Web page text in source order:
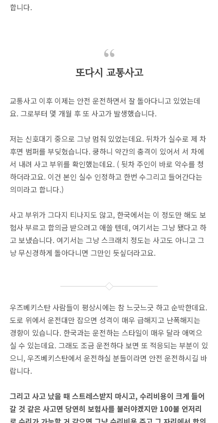
합니다.
또다시 교통사고
교통사고 이후 이제는 안전 운전하면서 잘 돌아다니고 있었는데
요. 그로부터 몇 개월 후 또 사고가 발생했습니다.
저는 신호대기 중으로 그냥 멈춰 있었는데요. 뒤차가 실수로 제 차
후면 범퍼를 부딪혔습니다. 쿵하니 약간의 충격이 있어서 서 차에
서 내려 사고 부위를 확인했는데요. ( 뒷차 주인이 바로 악수를 청
하더라고요. 이건 본인 실수 인정하고 한번 수그리고 들어간다는
의미라고 합니다.)
사고 부위가 그다지 티나지도 않고, 한국에서는 이 정도만 해도 보
험사 부르고 합의금 받으려고 애쓸 텐데, 여기서는 그냥 됐다고 하
고 보냈습니다. 여기서는 그냥 스크래치 정도는 사고도 아니고 그
냥 무신경하게 돌아다니면 그만인 듯싶더라고요.
우즈베키스탄 사람들이 평상시에는 참 느긋느긋 하고 순박한데요.
도로 위에서 운전대만 잡으면 성격이 매우 급해지고 난폭해지는
경향이 있습니다. 한국과는 운전하는 스타일이 매우 달라 애먹으
실 수 있는데요. 그래도 조금 운전하다 보면 또 적응되는 부분이 있
으니, 우즈베키스탄에서 운전하실 분들이라면 안전 운전하시길 바
랍니다.
그리고 사고 났을 때 스트레스받지 마시고, 수리비용이 크게 들어
갈 것 같은 사고면 당연히 보험사를 불러야겠지만 100불 언저리